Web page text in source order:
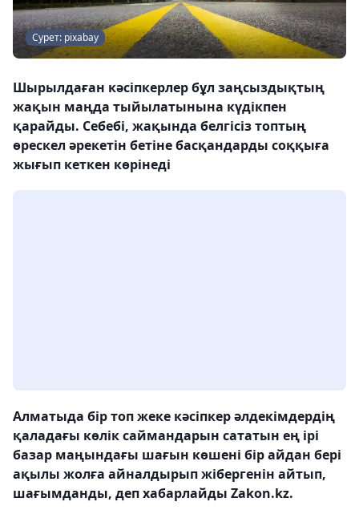
Сурет: pixabay
Шырылдаған кәсіпкерлер бұл заңсыздықтың
жақын маңда тыйылатынына күдікпен
қарайды. Себебі, жақында белгісіз топтың
өрескел әрекетін бетіне басқандарды соққыға
жығып кеткен көрінеді
Алматыда бір топ жеке кәсіпкер әлдекімдердің
қаладағы көлік саймандарын сататын ең ірі
базар маңындағы шағын көшені бір айдан бері
ақылы жолға айналдырып жібергенін айтып,
шағымданды, деп хабарлайды Zakon.kz.